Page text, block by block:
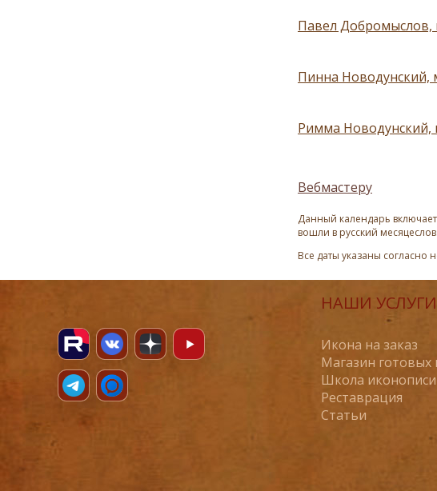
Павел Добромыслов,
Пинна Новодунский,
Римма Новодунский,
Вебмастеру
Данный календарь
вошли в русский месяцеслов.
Все даты указаны согласно
НАШИ УСЛУГИ
Икона на заказ
Магазин готовых
Школа иконописи
Реставрация
Статьи